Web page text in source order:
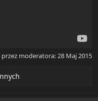
moderatora: 28 Maj 2015